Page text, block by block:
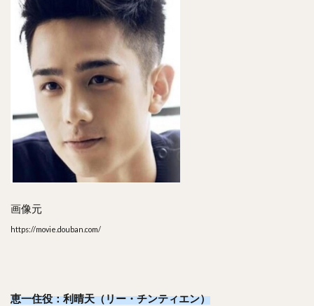
画像元
https://movie.douban.com/
恵一住役：利晴天（リー・チンティエン）